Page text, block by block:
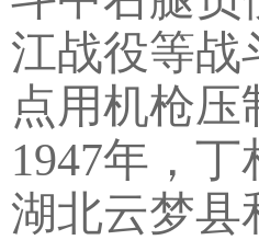
江战役等战
点用机枪
1947年，
湖北云梦县